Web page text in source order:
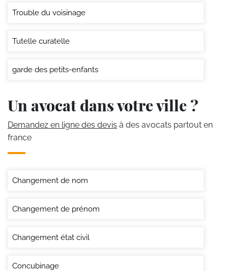
Trouble du voisinage
Tutelle curatelle
garde des petits-enfants
Un avocat dans votre ville ?
Demandez en ligne des devis à des avocats partout en
france
Changement de nom
Changement de prénom
Changement état civil
Concubinage